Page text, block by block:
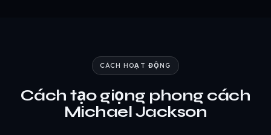
CÁCH HOẠT ĐỘNG
Cách tạo giọng phong cách
Michael Jackson